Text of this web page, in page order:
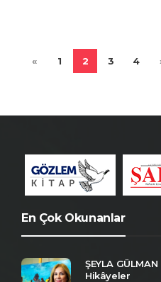
« 1 2 3 4
En Çok Okunanlar
ŞEYLA
Hikâyeler